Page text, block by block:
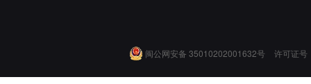
闽公网安备 35010202001632号 许可证号